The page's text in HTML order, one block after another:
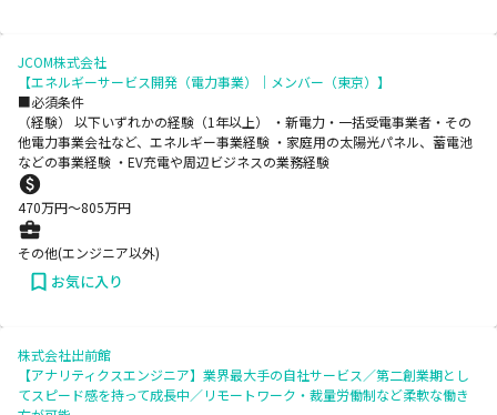
JCOM株式会社
【エネルギーサービス開発（電力事業）｜メンバー（東京）】
■必須条件
（経験） 以下いずれかの経験（1年以上） ・新電力・一括受電事業者・その
他電力事業会社など、エネルギー事業経験 ・家庭用の太陽光パネル、蓄電池
などの事業経験 ・EV充電や周辺ビジネスの業務経験
470万円〜805万円
その他(エンジニア以外)
お気に入り
株式会社出前館
【アナリティクスエンジニア】業界最大手の自社サービス／第二創業期とし
てスピード感を持って成長中／リモートワーク・裁量労働制など柔軟な働き